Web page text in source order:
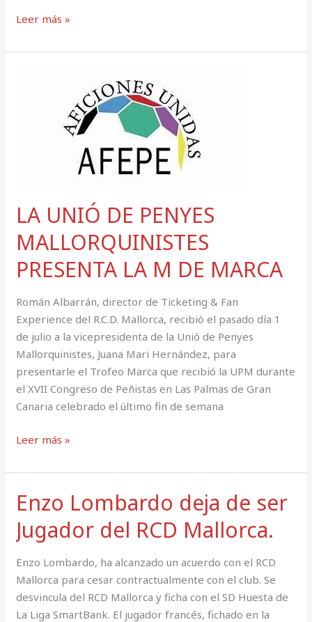
Leer más »
LA UNIÓ DE PENYES
MALLORQUINISTES
PRESENTA LA M DE MARCA
Román Albarrán, director de Ticketing & Fan
Experience del R.C.D. Mallorca, recibió el pasado día 1
de julio a la vicepresidenta de la Unió de Penyes
Mallorquinistes, Juana Mari Hernández, para
presentarle el Trofeo Marca que recibió la UPM durante
el XVII Congreso de Peñistas en Las Palmas de Gran
Canaria celebrado el último fin de semana
MALLORQUINISTES
DE
MARCA
Leer más »
Enzo Lombardo deja de ser
Jugador del RCD Mallorca.
Enzo Lombardo, ha alcanzado un acuerdo con el RCD
Mallorca para cesar contractualmente con el club. Se
desvincula del RCD Mallorca y ficha con el SD Huesta de
La Liga SmartBank. El jugador francés, fichado en la
Enzo
Lombardo
deja
ser
Jugador
del
RCD